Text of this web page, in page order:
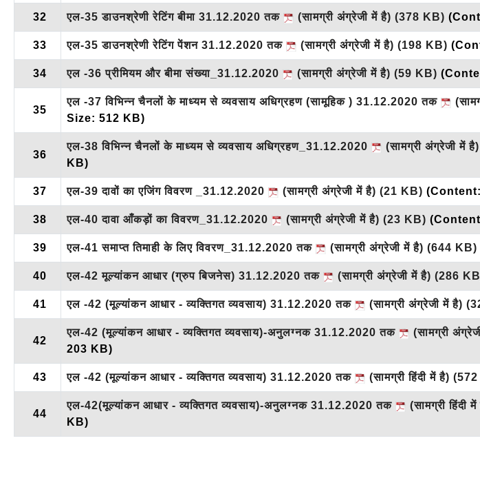
32 एल-35 डाउनश्रेणी रेटिंग बीमा 31.12.2020 तक (सामग्री अंग्रेजी में है) (378 KB)
33 एल-35 डाउनश्रेणी रेटिंग पेंशन 31.12.2020 तक (सामग्री अंग्रेजी में है) (198 KB)
34 एल -36 प्रीमियम और बीमा संख्या_31.12.2020 (सामग्री अंग्रेजी में है) (59 KB)
35
एल -37 विभिन्न चैनलों के माध्यम से व्यवसाय अधिग्रहण (सामूहिक ) 31.12.2020 तक
Size: 512 KB)
36
एल-38 विभिन्न चैनलों के माध्यम से व्यवसाय अधिग्रहण_31.12.2020 (सामग्री अंग्रेजी में है)
KB)
37 एल-39 दावों का एजिंग विवरण _31.12.2020 (सामग्री अंग्रेजी में है) (21 KB)
38 एल-40 दावा आँकड़ों का विवरण_31.12.2020 (सामग्री अंग्रेजी में है) (23 KB)
39 एल-41 समाप्त तिमाही के लिए विवरण_31.12.2020 तक (सामग्री अंग्रेजी में है) (644 KB)
40 एल-42 मूल्यांकन आधार (ग्रुप बिजनेस) 31.12.2020 तक (सामग्री अंग्रेजी में है) (286
41 एल -42 (मूल्यांकन आधार - व्यक्तिगत व्यवसाय) 31.12.2020 तक (सामग्री अंग्रेजी में है)
42
एल-42 (मूल्यांकन आधार - व्यक्तिगत व्यवसाय)-अनुलग्नक 31.12.2020 तक (सामग्री
203 KB)
43 एल -42 (मूल्यांकन आधार - व्यक्तिगत व्यवसाय) 31.12.2020 तक (सामग्री हिंदी में है)
44
एल-42(मूल्यांकन आधार - व्यक्तिगत व्यवसाय)-अनुलग्नक 31.12.2020 तक (सामग्री हिंदी
KB)